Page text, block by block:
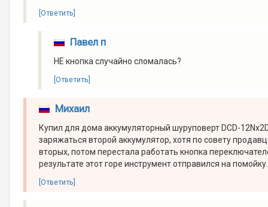
[Ответить]
Павел п
НЕ кнопка случайно сломалась?
[Ответить]
Михаил
Купил для дома аккумуляторный шуруповерт DCD-
заряжаться второй аккумулятор, хотя по совету
вторых, потом перестала работать кнопка
результате этот горе инструмент отправился на
[Ответить]